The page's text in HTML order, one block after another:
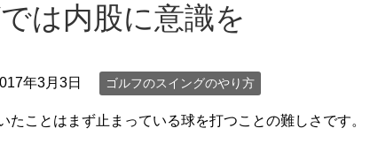
は内股に意識を
年3月3日 ゴルフのスイングのやり方
たことはまず止まっている球を打つことの難しさです。